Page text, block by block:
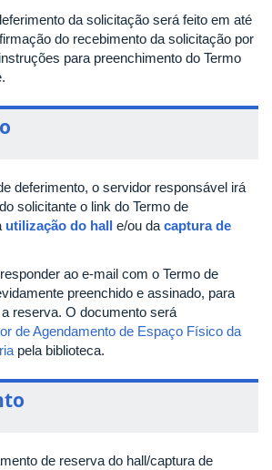
da solicitação será feito em até
do recebimento da solicitação por
para preenchimento do Termo
deferimento, o servidor responsável irá
solicitante o link do Termo de
utilização do hall e/ou da captura de
ao e-mail com o Termo de
preenchido e assinado, para
reserva. O documento será
de Agendamento de Espaço Físico da
pela biblioteca.
de reserva do hall/captura de